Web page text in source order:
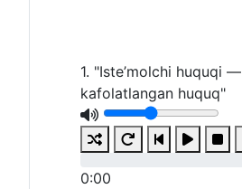
1. "Iste’molchi huquqi —
kafolatlangan huquq"
0:00